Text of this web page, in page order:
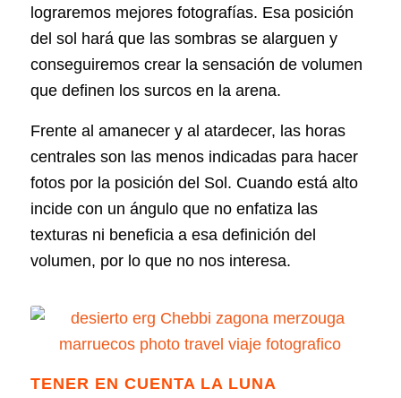
lograremos mejores fotografías. Esa posición
del sol hará que las sombras se alarguen y
conseguiremos crear la sensación de volumen
que definen los surcos en la arena.
Frente al amanecer y al atardecer, las horas
centrales son las menos indicadas para hacer
fotos por la posición del Sol. Cuando está alto
incide con un ángulo que no enfatiza las
texturas ni beneficia a esa definición del
volumen, por lo que no nos interesa.
TENER EN CUENTA LA LUNA